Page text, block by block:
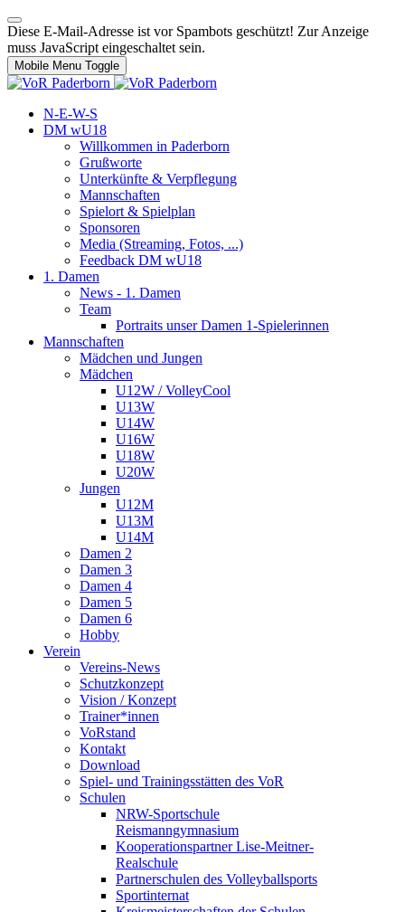
Diese E-Mail-Adresse ist vor Spambots geschützt! Zur Anzeige
muss JavaScript eingeschaltet sein.
Mobile Menu Toggle
N-E-W-S
DM wU18
Willkommen in Paderborn
Grußworte
Unterkünfte & Verpflegung
Mannschaften
Spielort & Spielplan
Sponsoren
Media (Streaming, Fotos, ...)
Feedback DM wU18
1. Damen
News - 1. Damen
Team
Portraits unser Damen 1-Spielerinnen
Mannschaften
Mädchen und Jungen
Mädchen
U12W / VolleyCool
U13W
U14W
U16W
U18W
U20W
Jungen
U12M
U13M
U14M
Damen 2
Damen 3
Damen 4
Damen 5
Damen 6
Hobby
Verein
Vereins-News
Schutzkonzept
Vision / Konzept
Trainer*innen
VoRstand
Kontakt
Download
Spiel- und Trainingsstätten des VoR
Schulen
NRW-Sportschule
Reismanngymnasium
Kooperationspartner Lise-Meitner-
Realschule
Partnerschulen des Volleyballsports
Sportinternat